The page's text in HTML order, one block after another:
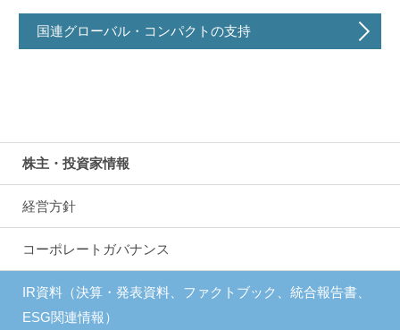
国連グローバル・コンパクトの支持
株主・投資家情報
経営方針
コーポレートガバナンス
IR資料（決算・発表資料、ファクトブック、統合報告書、
ESG関連情報）